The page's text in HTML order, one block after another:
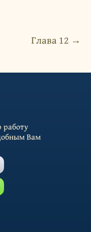
Глава 12 →
Вам